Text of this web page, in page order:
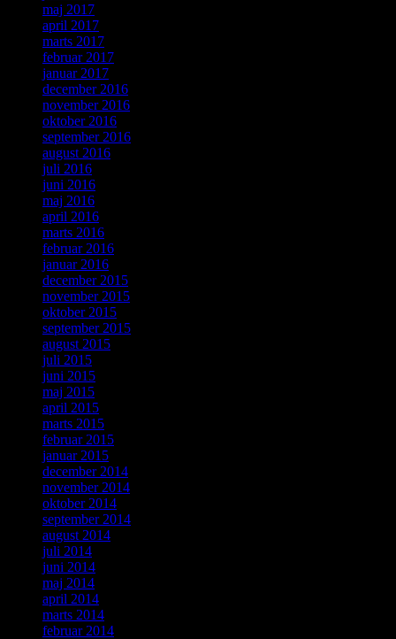
maj 2017
april 2017
marts 2017
februar 2017
januar 2017
december 2016
november 2016
oktober 2016
september 2016
august 2016
juli 2016
juni 2016
maj 2016
april 2016
marts 2016
februar 2016
januar 2016
december 2015
november 2015
oktober 2015
september 2015
august 2015
juli 2015
juni 2015
maj 2015
april 2015
marts 2015
februar 2015
januar 2015
december 2014
november 2014
oktober 2014
september 2014
august 2014
juli 2014
juni 2014
maj 2014
april 2014
marts 2014
februar 2014